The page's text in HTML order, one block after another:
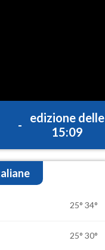
-
edizione delle
15:09
25° 34°
25° 30°